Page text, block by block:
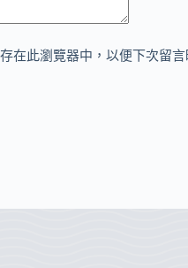
在此瀏覽器中，以便下次留